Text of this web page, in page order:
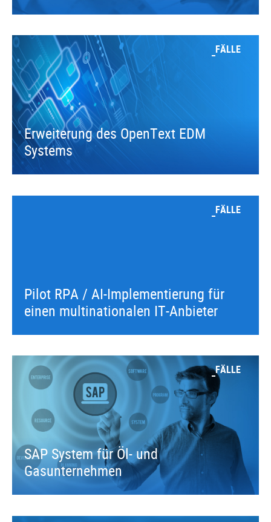
FÄLLE
Erweiterung des OpenText EDM
Systems
FÄLLE
Pilot RPA / AI-Implementierung für
einen multinationalen IT-Anbieter
FÄLLE
SAP System für Öl- und
Gasunternehmen